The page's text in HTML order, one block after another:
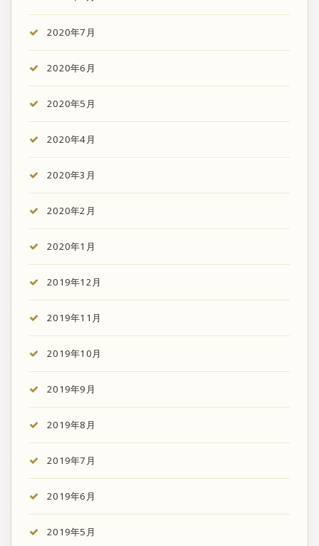
2020年7月
2020年6月
2020年5月
2020年4月
2020年3月
2020年2月
2020年1月
2019年12月
2019年11月
2019年10月
2019年9月
2019年8月
2019年7月
2019年6月
2019年5月